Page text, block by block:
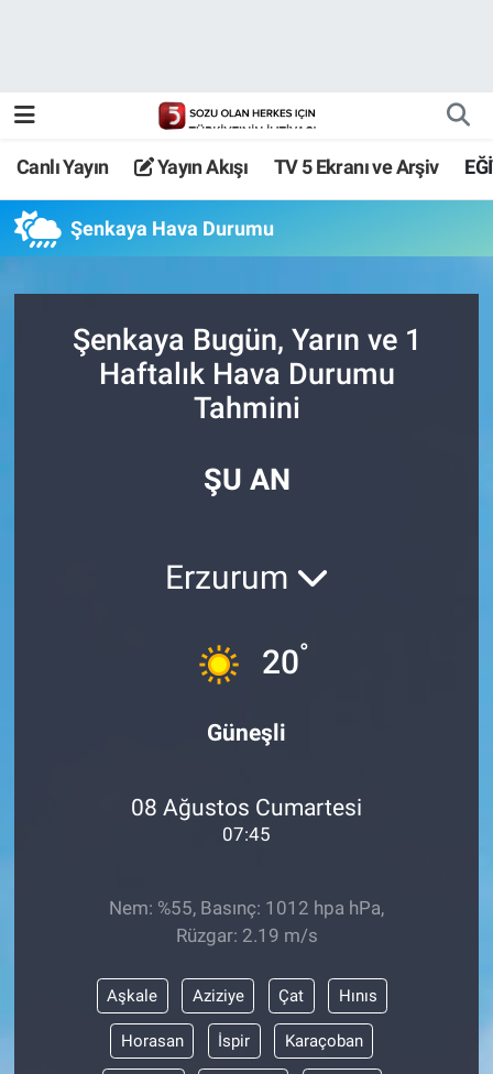
Canlı Yayın Yayın Akışı TV 5 Ekranı ve Arşiv
Şenkaya Hava Durumu
Şenkaya Bugün, Yarın ve 1
Haftalık Hava Durumu
Tahmini
ŞU AN
Erzurum
20°
Güneşli
08 Ağustos Cumartesi
07:45
Nem: %55, Basınç: 1012 hpa hPa,
Rüzgar: 2.19 m/s
Aşkale Aziziye Çat Hınıs
Horasan İspir Karaçoban
TV 5 Ekranı ve Arşiv